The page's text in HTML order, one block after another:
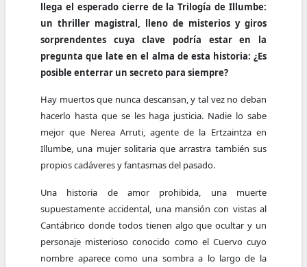
llega el esperado cierre de la Trilogía de Illumbe:
un thriller magistral, lleno de misterios y giros
sorprendentes cuya clave podría estar en la
pregunta que late en el alma de esta historia: ¿Es
posible enterrar un secreto para siempre?
Hay muertos que nunca descansan, y tal vez no deban
hacerlo hasta que se les haga justicia. Nadie lo sabe
mejor que Nerea Arruti, agente de la Ertzaintza en
Illumbe, una mujer solitaria que arrastra también sus
propios cadáveres y fantasmas del pasado.
Una historia de amor prohibida, una muerte
supuestamente accidental, una mansión con vistas al
Cantábrico donde todos tienen algo que ocultar y un
personaje misterioso conocido como el Cuervo cuyo
nombre aparece como una sombra a lo largo de la